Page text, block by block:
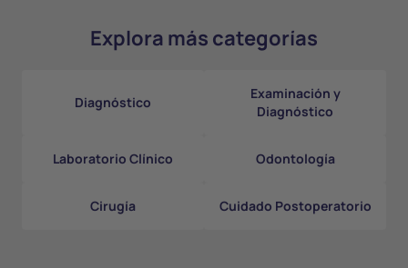
Explora más categorías
Diagnóstico
Examinación y
Diagnóstico
Laboratorio Clínico Odontología
Cirugía Cuidado Postoperatorio